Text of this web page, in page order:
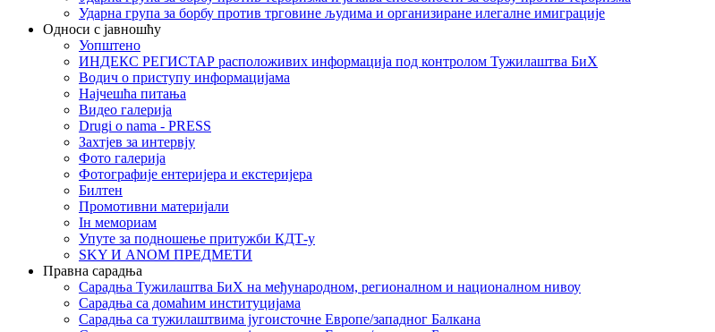
Ударна група за борбу против трговине људима и организиране илегалне имиграције
Односи с јавношћу
Уопштено
ИНДЕКС РЕГИСТАР расположивих информација под контролом Тужилаштва БиХ
Водич о приступу информацијама
Најчешћа питања
Видео галерија
Drugi o nama - PRESS
Захтјев за интервју
Фото галерија
Фотографије ентеријера и екстеријера
Билтен
Промотивни материјали
Iн мемориам
Упуте за подношење притужби КДТ-у
SKY И ANOM ПРЕДМЕТИ
Правна сарадња
Сарадња Тужилаштва БиХ на међународном, регионалном и националном нивоу
Сарадња са домаћим институцијама
Сарадња са тужилаштвима југоисточне Европе/западног Балкана